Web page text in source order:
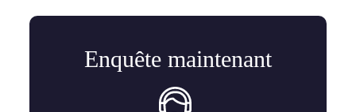
Enquête maintenant